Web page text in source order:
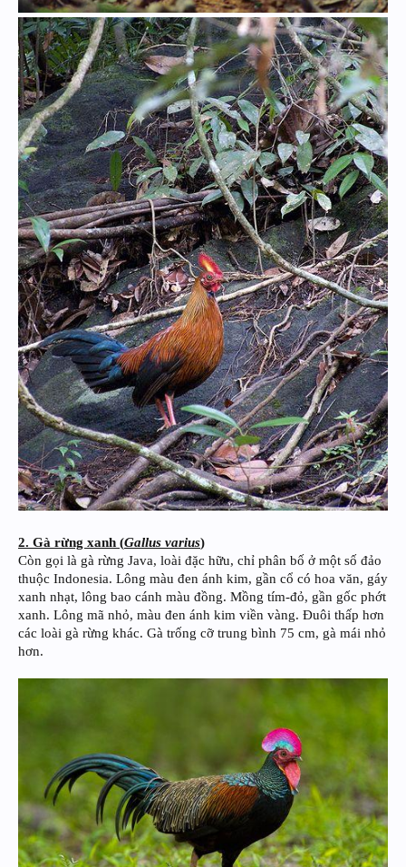
2. Gà rừng xanh (Gallus varius)
Còn gọi là gà rừng Java, loài đặc hữu, chỉ phân bố ở một số đảo
thuộc Indonesia. Lông màu đen ánh kim, gần cổ có hoa văn, gáy
xanh nhạt, lông bao cánh màu đồng. Mồng tím-đỏ, gần gốc phớt
xanh. Lông mã nhỏ, màu đen ánh kim viền vàng. Đuôi thấp hơn
các loài gà rừng khác. Gà trống cỡ trung bình 75 cm, gà mái nhỏ
hơn.